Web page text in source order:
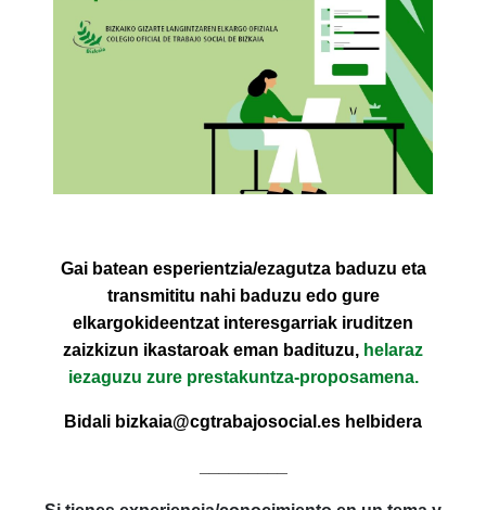
Gai batean esperientzia/ezagutza baduzu eta
transmititu nahi baduzu edo gure
elkargokideentzat interesgarriak iruditzen
zaizkizun ikastaroak eman badituzu, helaraz
iezaguzu zure prestakuntza-proposamena.
Bidali bizkaia@cgtrabajosocial.es helbidera